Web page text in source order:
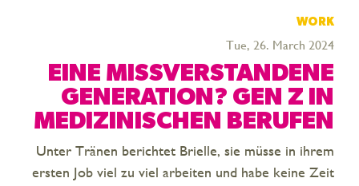
WORK
Tue, 26. March 2024
EINE MISSVERSTANDENE
GENERATION? GEN Z IN
MEDIZINISCHEN BERUFEN
Unter Tränen berichtet Brielle, sie müsse in ihrem
ersten Job viel zu viel arbeiten und habe keine Zeit